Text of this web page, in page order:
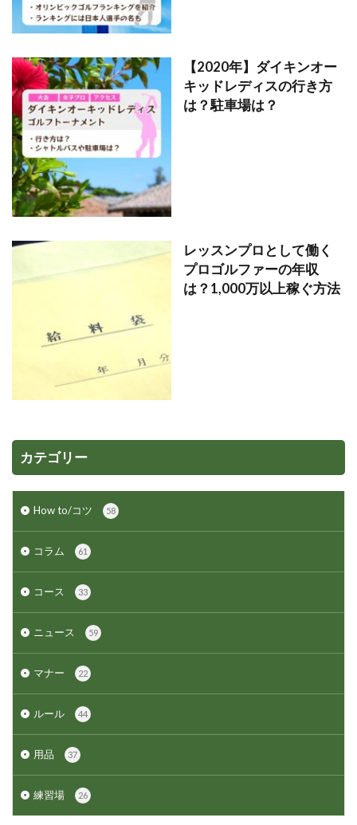
【2020年】ダイキンオー
キッドレディスの行き方
は？駐車場は？
レッスンプロとして働く
プロゴルファーの年収
は？1,000万以上稼ぐ方法
カテゴリー
How to/コツ 58
コラム 61
コース 33
ニュース 59
マナー 22
ルール 44
用品 37
練習場 26